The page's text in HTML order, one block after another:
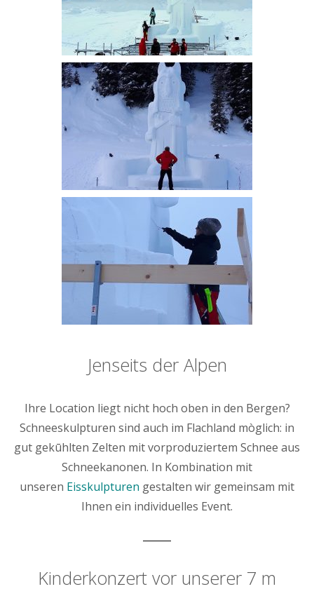
Jenseits der Alpen
Ihre Location liegt nicht hoch oben in den Bergen?
Schneeskulpturen sind auch im Flachland mòglich: in
gut gekūhlten Zelten mit vorproduziertem Schnee aus
Schneekanonen. In Kombination mit
unseren Eisskulpturen gestalten wir gemeinsam mit
Ihnen ein individuelles Event.
Kinderkonzert vor unserer 7 m